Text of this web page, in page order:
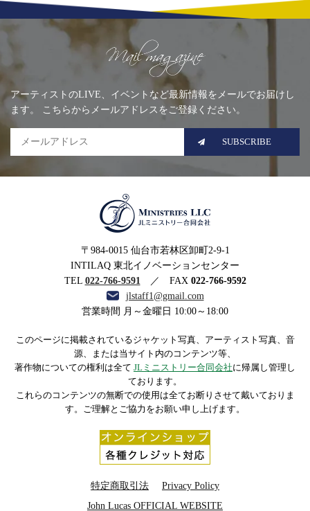
アーティストのLIVE、イベントなど最新情報をメールでお届けし
ます。 こちらからメールアドレスをご登録ください。
SUBSCRIBE
ストリー合同会社
〒984-0015 仙台市若林区卸町2-9-1
INTILAQ 東北イノベーションセンター
TEL 022-766-9591 ／ FAX 022-766-9592
jlstaff1@gmail.com
営業時間 月～金曜日 10:00～18:00
このページに掲載されているジャケット写真、アーティスト写真、音
源、または当サイト内のコンテンツ等、
著作物についての権利は全て JLミニストリー合同会社に帰属し管理し
ております。
これらのコンテンツの無断での使用は全てお断りさせて戴いておりま
す。ご理解とご協力をお願い申し上げます。
特定商取引法
Privacy Policy
John Lucas OFFICIAL WEBSITE